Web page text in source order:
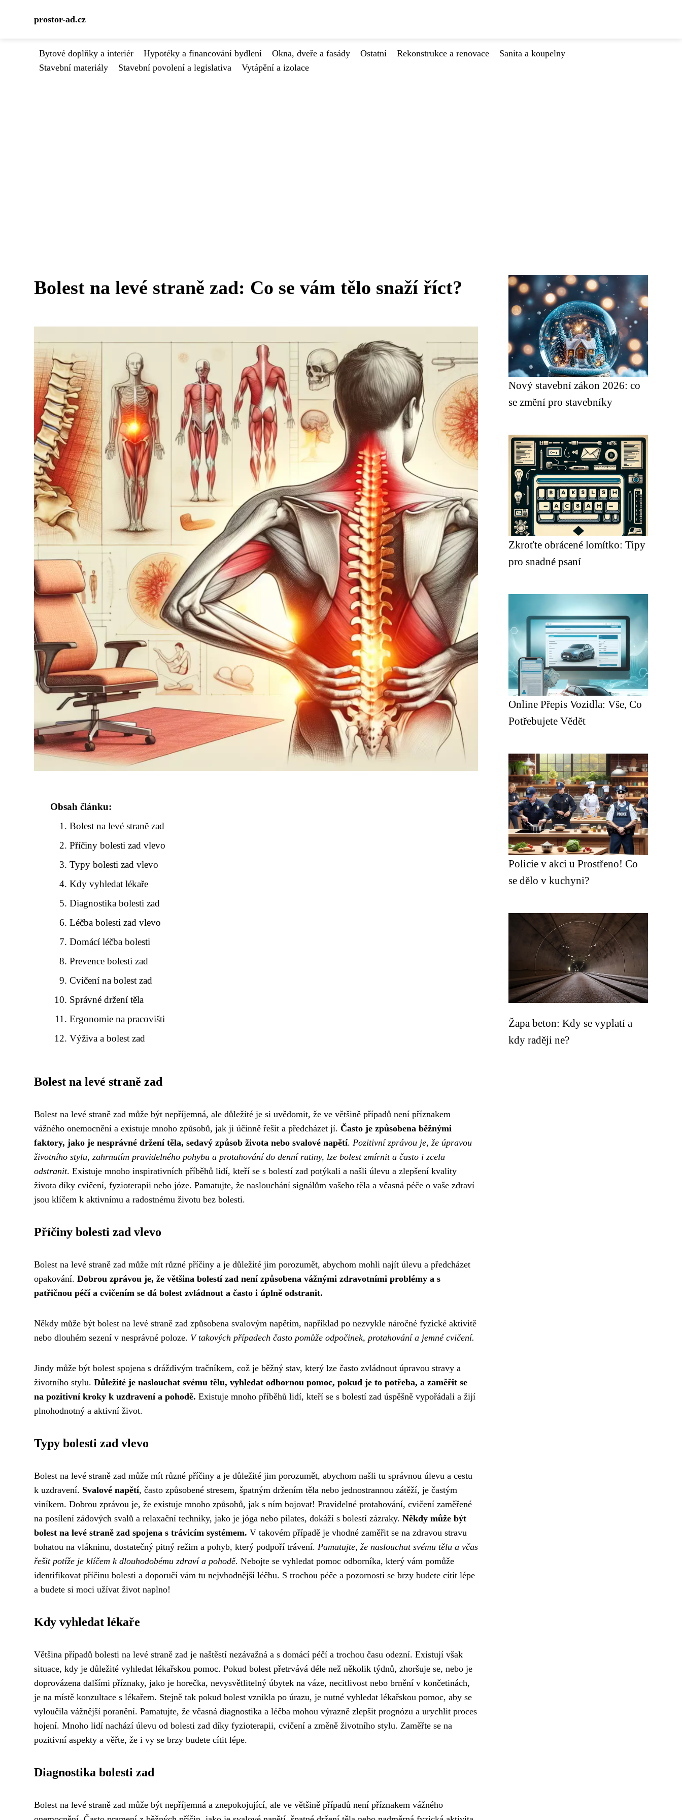
prostor-ad.cz
Bytové doplňky a interiér Hypotéky a financování bydlení Okna, dveře a fasády Ostatní Rekonstrukce a renovace
Sanita a koupelny
Stavební materiály
Stavební povolení a legislativa Vytápění a izolace
Bolest na levé straně zad: Co se vám tělo snaží říct?
Obsah článku:
Bolest na levé straně zad
Příčiny bolesti zad vlevo
Typy bolesti zad vlevo
Kdy vyhledat lékaře
Diagnostika bolesti zad
Léčba bolesti zad vlevo
Domácí léčba bolesti
Prevence bolesti zad
Cvičení na bolest zad
Správné držení těla
Ergonomie na pracovišti
Výživa a bolest zad
Bolest na levé straně zad
Bolest na levé straně zad může být nepříjemná, ale důležité je si uvědomit, že ve většině případů není příznakem
vážného onemocnění a existuje mnoho způsobů, jak ji účinně řešit a předcházet jí. Často je způsobena běžnými
faktory, jako je nesprávné držení těla, sedavý způsob života nebo svalové napětí. Pozitivní zprávou je, že úpravou
životního stylu, zahrnutím pravidelného pohybu a protahování do denní rutiny, lze bolest zmírnit a často i zcela
odstranit. Existuje mnoho inspirativních příběhů lidí, kteří se s bolestí zad potýkali a našli úlevu a zlepšení kvality
života díky cvičení, fyzioterapii nebo józe. Pamatujte, že naslouchání signálům vašeho těla a včasná péče o vaše zdraví
jsou klíčem k aktivnímu a radostnému životu bez bolesti.
Příčiny bolesti zad vlevo
Bolest na levé straně zad může mít různé příčiny a je důležité jim porozumět, abychom mohli najít úlevu a předcházet
opakování. Dobrou zprávou je, že většina bolestí zad není způsobena vážnými zdravotními problémy a s
patřičnou péčí a cvičením se dá bolest zvládnout a často i úplně odstranit.
Někdy může být bolest na levé straně zad způsobena svalovým napětím, například po nezvykle náročné fyzické aktivitě
nebo dlouhém sezení v nesprávné poloze. V takových případech často pomůže odpočinek, protahování a jemné cvičení.
Jindy může být bolest spojena s dráždivým tračníkem, což je běžný stav, který lze často zvládnout úpravou stravy a
životního stylu. Důležité je naslouchat svému tělu, vyhledat odbornou pomoc, pokud je to potřeba, a zaměřit se
na pozitivní kroky k uzdravení a pohodě. Existuje mnoho příběhů lidí, kteří se s bolestí zad úspěšně vypořádali a žijí
plnohodnotný a aktivní život.
Typy bolesti zad vlevo
Bolest na levé straně zad může mít různé příčiny a je důležité jim porozumět, abychom našli tu správnou úlevu a cestu
k uzdravení. Svalové napětí, často způsobené stresem, špatným držením těla nebo jednostrannou zátěží, je častým
viníkem. Dobrou zprávou je, že existuje mnoho způsobů, jak s ním bojovat! Pravidelné protahování, cvičení zaměřené
na posílení zádových svalů a relaxační techniky, jako je jóga nebo pilates, dokáží s bolestí zázraky. Někdy může být
bolest na levé straně zad spojena s trávicím systémem. V takovém případě je vhodné zaměřit se na zdravou stravu
bohatou na vlákninu, dostatečný pitný režim a pohyb, který podpoří trávení. Pamatujte, že naslouchat svému tělu a včas
řešit potíže je klíčem k dlouhodobému zdraví a pohodě. Nebojte se vyhledat pomoc odborníka, který vám pomůže
identifikovat příčinu bolesti a doporučí vám tu nejvhodnější léčbu. S trochou péče a pozornosti se brzy budete cítit lépe
a budete si moci užívat život naplno!
Kdy vyhledat lékaře
Většina případů bolesti na levé straně zad je naštěstí nezávažná a s domácí péčí a trochou času odezní. Existují však
situace, kdy je důležité vyhledat lékařskou pomoc. Pokud bolest přetrvává déle než několik týdnů, zhoršuje se, nebo je
doprovázena dalšími příznaky, jako je horečka, nevysvětlitelný úbytek na váze, necitlivost nebo brnění v končetinách,
je na místě konzultace s lékařem. Stejně tak pokud bolest vznikla po úrazu, je nutné vyhledat lékařskou pomoc, aby se
vyloučila vážnější poranění. Pamatujte, že včasná diagnostika a léčba mohou výrazně zlepšit prognózu a urychlit proces
hojení. Mnoho lidí nachází úlevu od bolesti zad díky fyzioterapii, cvičení a změně životního stylu. Zaměřte se na
pozitivní aspekty a věřte, že i vy se brzy budete cítit lépe.
Diagnostika bolesti zad
Bolest na levé straně zad může být nepříjemná a znepokojující, ale ve většině případů není příznakem vážného
Nový stavební zákon 2026: co
se změní pro stavebníky
Zkroťte obrácené lomítko: Tipy
pro snadné psaní
Online Přepis Vozidla: Vše, Co
Potřebujete Vědět
Policie v akci u Prostřeno! Co
se dělo v kuchyni?
Žapa beton: Kdy se vyplatí a
kdy raději ne?